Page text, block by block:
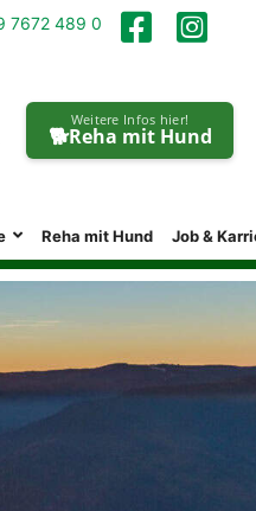
7672 489 0
Weitere Infos hier!
🐕Reha mit Hund
Reha mit Hund Job &